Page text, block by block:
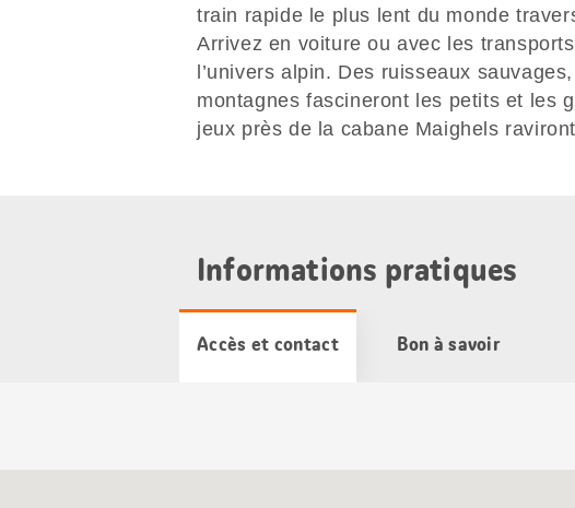
train rapide le plus lent du monde
Arrivez en voiture ou avec les
l’univers alpin. Des ruisseaux
montagnes fascineront les petits et les
jeux près de la cabane Maighels
Informations pratiques
Accès et contact Bon à savoir